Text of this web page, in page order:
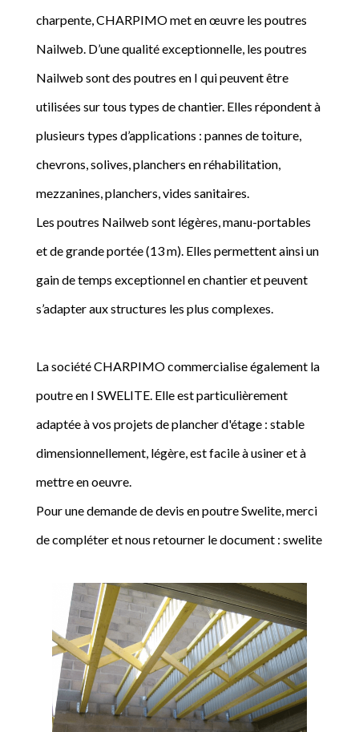
charpente, CHARPIMO met en œuvre les poutres
Nailweb. D’une qualité exceptionnelle, les poutres
Nailweb sont des poutres en I qui peuvent être
utilisées sur tous types de chantier. Elles répondent à
plusieurs types d’applications : pannes de toiture,
chevrons, solives, planchers en réhabilitation,
mezzanines, planchers, vides sanitaires.
Les poutres Nailweb sont légères, manu-portables
et de grande portée (13 m). Elles permettent ainsi un
gain de temps exceptionnel en chantier et peuvent
s’adapter aux structures les plus complexes.
La société CHARPIMO commercialise également la
poutre en I SWELITE. Elle est particulièrement
adaptée à vos projets de plancher d'étage : stable
dimensionnellement, légère, est facile à usiner et à
mettre en oeuvre.
Pour une demande de devis en poutre Swelite, merci
de compléter et nous retourner le document : swelite